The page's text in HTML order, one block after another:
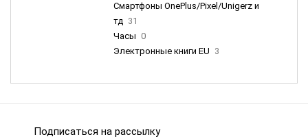
Смартфоны OnePlus/Pixel/Unigerz и
тд 31
Часы 0
Электронные книги EU 3
Подписаться на рассылку